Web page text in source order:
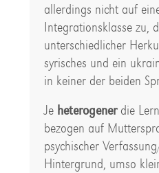
allerdings nicht auf
Integrationsklasse zu,
unterschiedlicher
syrisches und ein
in keiner der beiden
Je heterogenerdie
bezogen auf
psychischer
Hintergrund, umso